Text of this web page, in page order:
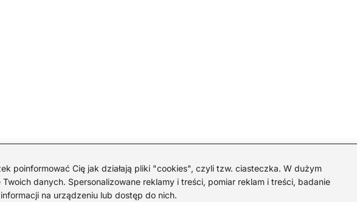
poinformować Cię jak działają pliki "cookies", czyli tzw. ciasteczka. W dużym
danych. Spersonalizowane reklamy i treści, pomiar reklam i treści, badanie
na urządzeniu lub dostęp do nich.